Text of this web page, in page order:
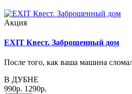
Акция
EXIT Квест. Заброшенный дом
После того, как ваша машина
В ДУБНЕ
990р. 1290р.